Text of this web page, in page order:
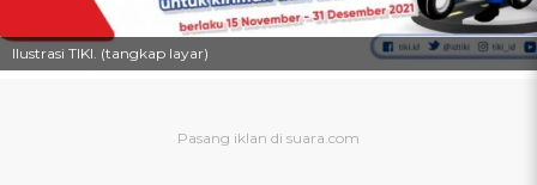
Ilustrasi TIKI. (tangkap layar)